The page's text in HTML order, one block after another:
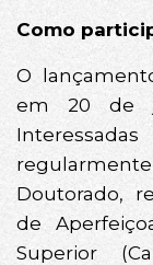
Como
O
em 20 de
Doutorado,
de
Superior